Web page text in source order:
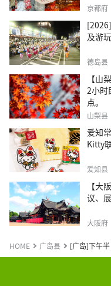
京都府
及游
德岛县
【山
2小时
点。
山梨县
爱知
Kitty
爱知县
【大
议、
大阪府
HOME 广岛县 [广岛]下午